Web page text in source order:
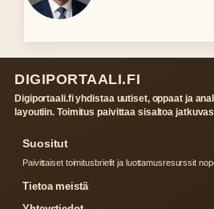
DIGIPORTAALI.FI
Digiportaali.fi yhdistaa uutiset, oppaat ja
layoutiin. Toimitus paivittaa sisaltoa
Suositut
Paivittaiset toimitusbriefit ja luottamusresurssit
Tietoa meistä